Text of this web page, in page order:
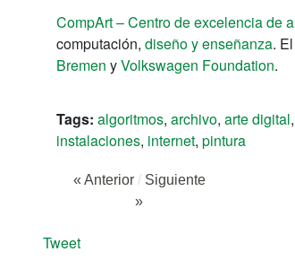
CompArt – Centro de excelencia de
computación, diseño y enseñanza.
Bremen yVolkswagen Foundation.
Tags: algoritmos, archivo, arte digital,
instalaciones, internet, pintura
« Anterior / Siguiente
»
Tweet